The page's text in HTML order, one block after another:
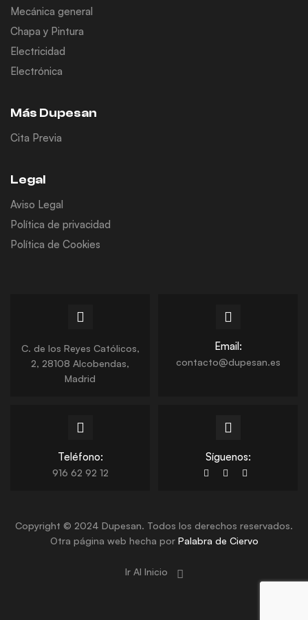
Mecánica general
Chapa y Pintura
Electricidad
Electrónica
Más Dupesan
Cita Previa
Legal
Aviso Legal
Política de privacidad
Política de Cookies
C. de los Reyes Católicos,
2, 28108 Alcobendas,
Madrid
Email:
contacto@dupesan.es
Teléfono:
916 62 92 12
Síguenos:
Copyright © 2024 Dupesan. Todos los derechos reservados.
Otra página web hecha por Palabra de Ciervo
Ir Al Inicio